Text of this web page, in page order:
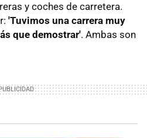
y coches de carretera.
'Tuvimos una carrera muy
que demostrar'. Ambas son